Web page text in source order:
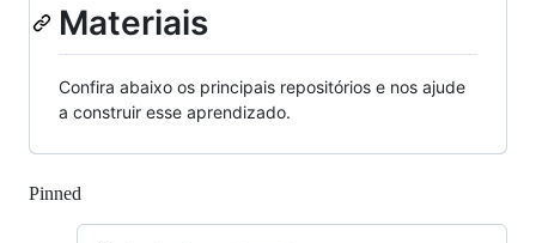
Materiais
Confira abaixo os principais repositórios e nos ajude
a construir esse aprendizado.
Pinned